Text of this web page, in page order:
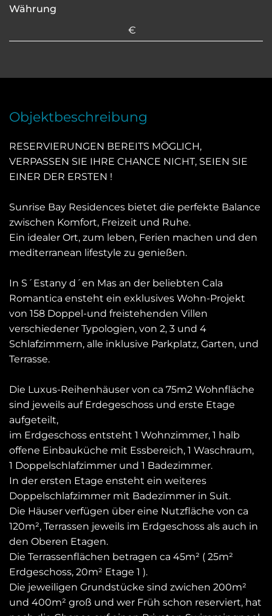
Währung
€
Objektbeschreibung
RESERVIERUNGEN BEREITS MÖGLICH,
VERPASSEN SIE IHRE CHANCE NICHT, SEIEN SIE
EINER DER ERSTEN !
Sunrise Bay Residences bietet die perfekte Balance
zwischen Komfort, Freizeit und Ruhe.
Ein idealer Ort, zum leben, Ferien machen und den
mediterranean lifestyle zu genießen.
In S´Estany d´en Mas an der beliebten Cala
Romantica ensteht ein exklusives Wohn-Projekt
von 158 Doppel-und freistehenden Villen
verschiedener Typologien, von 2, 3 und 4
Schlafzimmern, alle inklusive Parkplatz, Garten, und
Terrasse.
Die Luxus-Reihenhäuser von ca 75m2 Wohnfläche
sind jeweils auf Erdegeschoss und erste Etage
aufgeteilt,
im Erdgeschoss entsteht 1 Wohnzimmer, 1 halb
offene Einbauküche mit Essbereich, 1 Waschraum,
1 Doppelschlafzimmer und 1 Badezimmer.
In der ersten Etage ensteht ein weiteres
Doppelschlafzimmer mit Badezimmer in Suit.
Die Häuser verfügen über eine Nutzfläche von ca
120m², Terrassen jeweils im Erdgeschoss als auch in
den Oberen Etagen.
Die Terrassenflächen betragen ca 45m² ( 25m²
Erdgeschoss, 20m² Etage 1 ).
Die jeweiligen Grundstücke sind zwichen 200m²
und 400m² groß und wer Früh schon reserviert, hat